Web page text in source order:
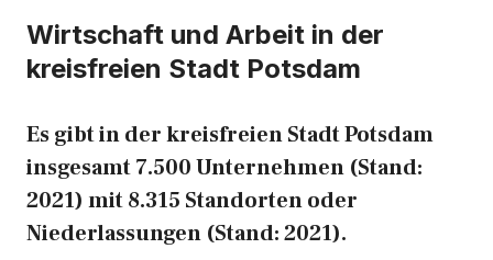
Wirtschaft und Arbeit in der
kreisfreien Stadt Potsdam
Es gibt in der kreisfreien Stadt Potsdam
insgesamt 7.500 Unternehmen (Stand:
2021) mit 8.315 Standorten oder
Niederlassungen (Stand: 2021).